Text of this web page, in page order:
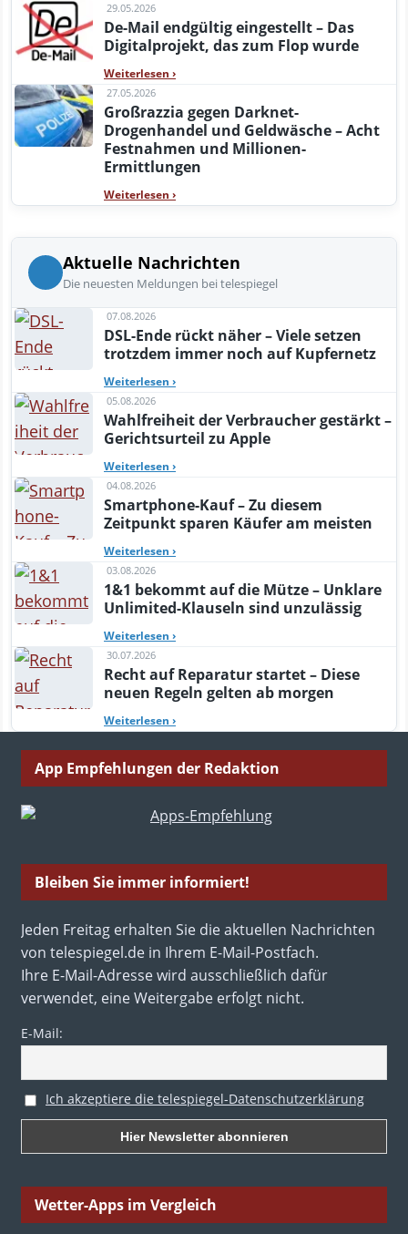
29.05.2026
De-Mail endgültig eingestellt – Das
Digitalprojekt, das zum Flop wurde
Weiterlesen ›
27.05.2026
Großrazzia gegen Darknet-
Drogenhandel und Geldwäsche – Acht
Festnahmen und Millionen-
Ermittlungen
Weiterlesen ›
Aktuelle Nachrichten
Die neuesten Meldungen bei telespiegel
07.08.2026
DSL-Ende rückt näher – Viele setzen
trotzdem immer noch auf Kupfernetz
Weiterlesen ›
05.08.2026
Wahlfreiheit der Verbraucher gestärkt –
Gerichtsurteil zu Apple
Weiterlesen ›
04.08.2026
Smartphone-Kauf – Zu diesem
Zeitpunkt sparen Käufer am meisten
Weiterlesen ›
03.08.2026
1&1 bekommt auf die Mütze – Unklare
Unlimited-Klauseln sind unzulässig
Weiterlesen ›
30.07.2026
Recht auf Reparatur startet – Diese
neuen Regeln gelten ab morgen
Weiterlesen ›
App Empfehlungen der Redaktion
Bleiben Sie immer informiert!
Jeden Freitag erhalten Sie die aktuellen Nachrichten
von telespiegel.de in Ihrem E-Mail-Postfach.
Ihre E-Mail-Adresse wird ausschließlich dafür
verwendet, eine Weitergabe erfolgt nicht.
E-Mail:
Ich akzeptiere die telespiegel-Datenschutzerklärung
Wetter-Apps im Vergleich